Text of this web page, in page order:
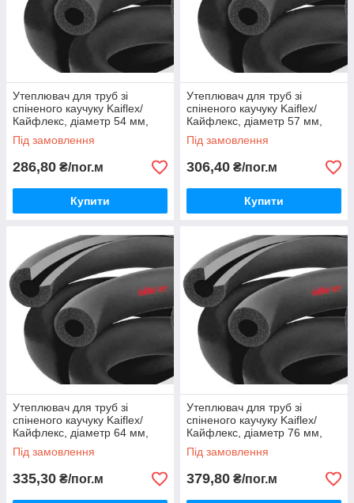
Утеплювач для труб зі
спіненого каучуку Kaiflex/
Кайфлекс, діаметр 54 мм,
товщина 19 мм.
Під замовлення
286,80 ₴/пог.м
Купити
Утеплювач для труб зі
спіненого каучуку Kaiflex/
Кайфлекс, діаметр 57 мм,
товщина 19 мм.
Під замовлення
306,40 ₴/пог.м
Купити
Утеплювач для труб зі
спіненого каучуку Kaiflex/
Кайфлекс, діаметр 64 мм,
товщина 19 мм.
Під замовлення
335,30 ₴/пог.м
Утеплювач для труб зі
спіненого каучуку Kaiflex/
Кайфлекс, діаметр 76 мм,
товщина 19 мм.
Під замовлення
379,80 ₴/пог.м